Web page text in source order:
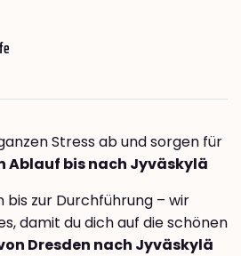
Stress ab und sorgen für
Ablauf bis nach Jyväskylä
bis zur Durchführung – wir
damit du dich auf die schönen
Dresden nach Jyväskylä